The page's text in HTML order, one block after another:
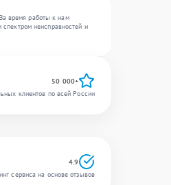
время работы к нам
неисправностей и
50 000+
клиентов по всей России
4.9
сервиса на основе отзывов